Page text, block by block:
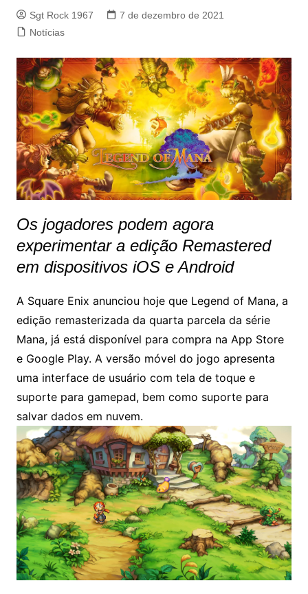
Sgt Rock 1967
7 de dezembro de 2021
Notícias
Os jogadores podem agora
experimentar a edição Remastered
em dispositivos iOS e Android
A Square Enix anunciou hoje que Legend of Mana, a
edição remasterizada da quarta parcela da série
Mana, já está disponível para compra na App Store
e Google Play. A versão móvel do jogo apresenta
uma interface de usuário com tela de toque e
suporte para gamepad, bem como suporte para
salvar dados em nuvem.